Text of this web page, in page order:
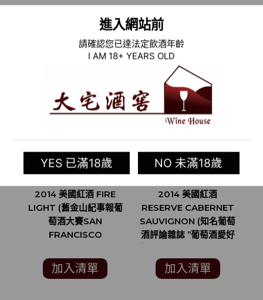
進入網站前
請確認您已達法定飲酒年齡
I AM 18+ YEARS OLD
YES 已滿18歲 NO 未滿18歲
相關商品
2014 美國紅酒 FIRE
LIGHT (舊金山紀事報葡
萄酒大賽SAN
FRANCISCO
COMPETITION 金牌)
加入清單
2014 美國紅酒
RESERVE CABERNET
SAUVIGNON (知名葡萄
酒評論雜誌 ”葡萄酒愛好
93分)
加入清單